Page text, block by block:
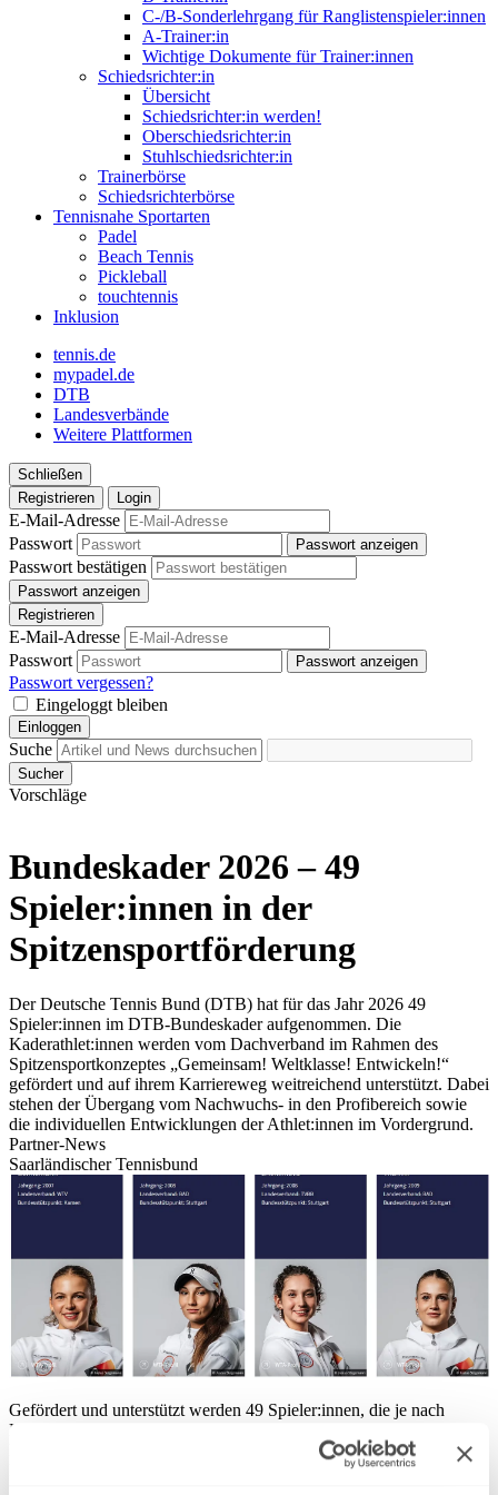
C-/B-Sonderlehrgang für Ranglistenspieler:innen
A-Trainer:in
Wichtige Dokumente für Trainer:innen
Schiedsrichter:in
Übersicht
Schiedsrichter:in werden!
Oberschiedsrichter:in
Stuhlschiedsrichter:in
Trainerbörse
Schiedsrichterbörse
Tennisnahe Sportarten
Padel
Beach Tennis
Pickleball
touchtennis
Inklusion
tennis.de
mypadel.de
DTB
Landesverbände
Weitere Plattformen
Schließen
Registrieren
Login
E-Mail-Adresse
Passwort
Passwort anzeigen
Passwort bestätigen
Passwort anzeigen
Registrieren
E-Mail-Adresse
Passwort
Passwort anzeigen
Passwort vergessen?
Eingeloggt bleiben
Einloggen
Suche
Sucher
Vorschläge
Bundeskader 2026 – 49
Spieler:innen in der
Spitzensportförderung
Der Deutsche Tennis Bund (DTB) hat für das Jahr 2026 49
Spieler:innen im DTB-Bundeskader aufgenommen. Die
Kaderathlet:innen werden vom Dachverband im Rahmen des
Spitzensportkonzeptes „Gemeinsam! Weltklasse! Entwickeln!“
gefördert und auf ihrem Karriereweg weitreichend unterstützt. Dabei
stehen der Übergang vom Nachwuchs- in den Profibereich sowie
die individuellen Entwicklungen der Athlet:innen im Vordergrund.
Partner-News
Saarländischer Tennisbund
Gefördert und unterstützt werden 49 Spieler:innen, die je nach
Karrierestufe dem Olympiakader (OK), Perspektivkader (PK) und
Nachwuchskader 1 (NK1) zugeordnet sind. Die Nominierung der
Kader ist an verschiedene Kriterien des Deutschen Olympischen